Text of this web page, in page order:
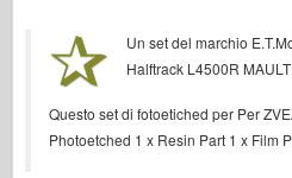
Modelli ace
Airfix
Un set del marchio
Halftrack L4500R
Questo set di fotoetiched per Per
Photoetched 1 x Resin Part 1 x Film